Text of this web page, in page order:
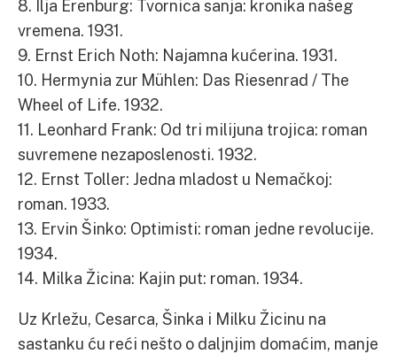
8. Ilja Erenburg: Tvornica sanja: kronika našeg
vremena. 1931.
9. Ernst Erich Noth: Najamna kućerina. 1931.
10. Hermynia zur Mühlen: Das Riesenrad / The
Wheel of Life. 1932.
11. Leonhard Frank: Od tri milijuna trojica: roman
suvremene nezaposlenosti. 1932.
12. Ernst Toller: Jedna mladost u Nemačkoj:
roman. 1933.
13. Ervin Šinko: Optimisti: roman jedne revolucije.
1934.
14. Milka Žicina: Kajin put: roman. 1934.
Uz Krležu, Cesarca, Šinka i Milku Žicinu na
sastanku ću reći nešto o daljnjim domaćim, manje